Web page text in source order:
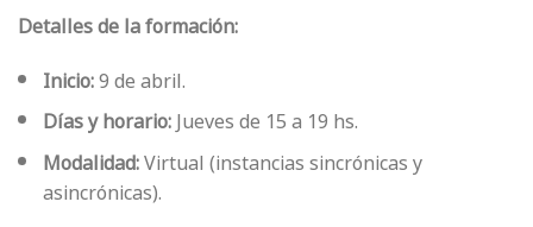
Detalles de la formación:
Inicio:9 de abril.
Días y horario:Jueves de 15 a 19 hs.
Modalidad:Virtual (instancias sincrónicas y
asincrónicas).